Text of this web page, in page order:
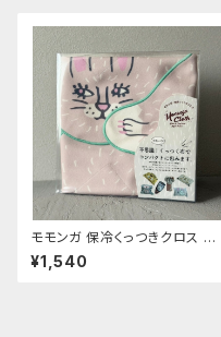
モモンガ 保冷くっつきクロス ウ
サ
¥1,540